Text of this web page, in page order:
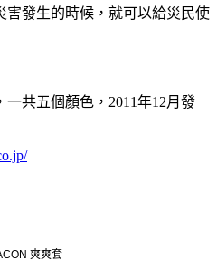
害發生的時候，就可以給災民使
共五個顏色，2011年12月發
爽爽套